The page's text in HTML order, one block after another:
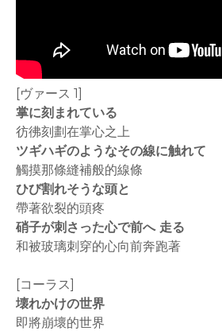
[ヴァース 1]
掌に刻まれている
彷彿刻劃在掌心之上
ツギハギのようなその線に触れて
觸摸那條縫補般的線條
ひび割れそうな頭と
帶著欲裂的頭疼
硝子が刺さった心で前へ 走る
和被玻璃刺穿的心向前奔跑著
[コーラス]
壊れかけの世界
即將崩壞的世界